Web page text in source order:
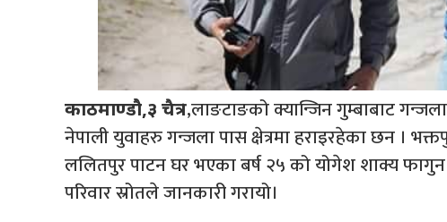
काठमाण्डौ,३ चैत्र।,लाङटाङको क्यान्जिन गुम्बाबाट
नेपाली युवाहरु गन्जला पास क्षेत्रमा हराइरहेका छन ।
ललितपुर पाटन घर भएका बर्ष २५ को योगेश शाक्य फागुन
परिवार स्रोतले जानकारी गरायो।